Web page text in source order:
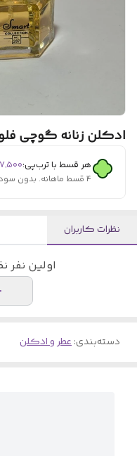
ادکلن زنانه گوچی فلورا 25
هر قسط با ترب‌پی:
۴ قسط ماهانه. بدون سود، چک و ضامن.
نظرات کاربران
اولین نفر
دسته‌بندی:عطر و ادکلن